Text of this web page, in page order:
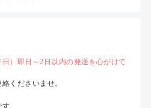
）即日～2日以内の発送を心がけて
くださいませ。
。